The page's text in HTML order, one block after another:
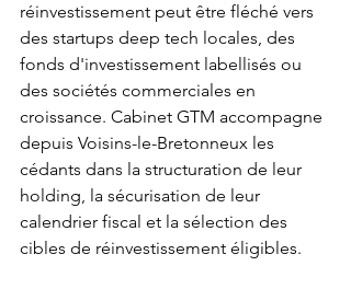
réinvestissement peut être fléché vers
des startups deep tech locales, des
fonds d'investissement labellisés ou
des sociétés commerciales en
croissance. Cabinet GTM accompagne
depuis Voisins-le-Bretonneux les
cédants dans la structuration de leur
holding, la sécurisation de leur
calendrier fiscal et la sélection des
cibles de réinvestissement éligibles.